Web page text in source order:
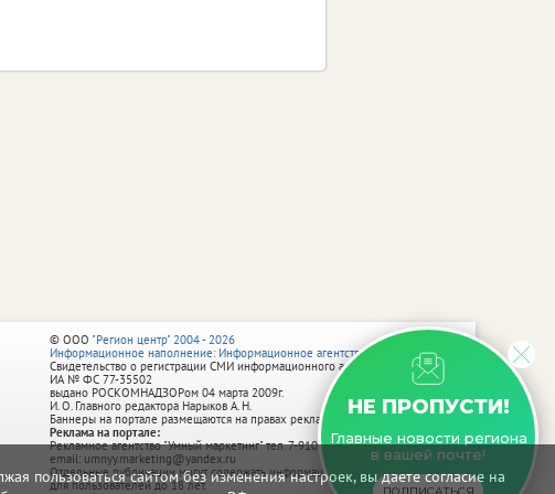
пользоваться сайтом без изменения настроек, вы даете согласие на
НЕ ПРОПУСТИ!
Главные новости региона
в вашей почте!
© ООО "Регион центр" 2004 - 2026
Информационное наполнение: Информационное агентство vRossii.ru
Свидетельство о регистрации СМИ информационного агентства vRossii.ru
ИА № ФС 77‑35502
выдано РОСКОМНАДЗОРом 04 марта 2009г.
И. О. Главного редактора Нарыков А. Н.
Баннеры на портале размещаются на правах рекламы.
Реклама на портале:
Рекламное агентство "Умный маркетинг" тел. 7-910-267-70-40,
email: umnyy.marketing@yandex.ru
Отдельные публикации могут содержать информацию, не предназначенную
для пользователей до 18 лет.